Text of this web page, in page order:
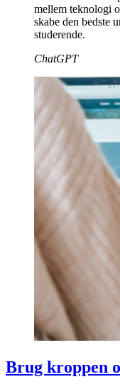
mellem teknologi
skabe den bedste
studerende.
ChatGPT
Brug kroppen